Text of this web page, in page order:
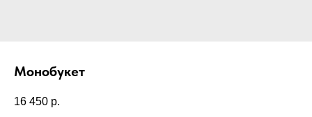
Монобукет
16 450 р.